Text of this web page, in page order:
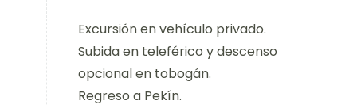
Excursión en vehículo privado.
Subida en teleférico y descenso
opcional en tobogán.
Regreso a Pekín.